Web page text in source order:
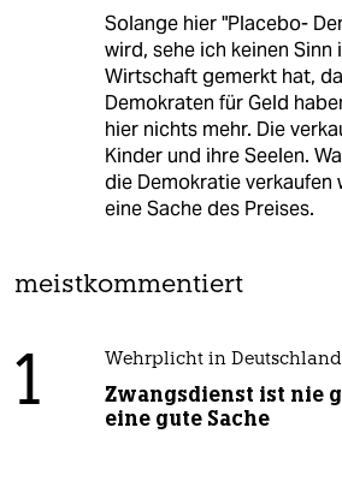
Solange hier "Placebo-
wird, sehe ich keinen Sinn
Wirtschaft gemerkt hat,
Demokraten für Geld
hier nichts mehr. Die
Kinder und ihre Seelen.
die Demokratie verkaufen
eine Sache des Preises.
meistkommentiert
1 Wehrplicht in Deutschland
Zwangsdienst ist nie
eine gute Sache